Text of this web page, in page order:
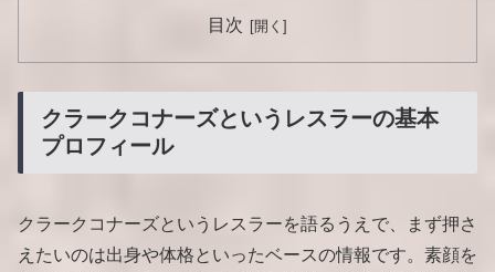
目次
クラークコナーズというレスラーの基本
プロフィール
クラークコナーズというレスラーを語るうえで、まず押さ
えたいのは出身や体格といったベースの情報です。素顔を